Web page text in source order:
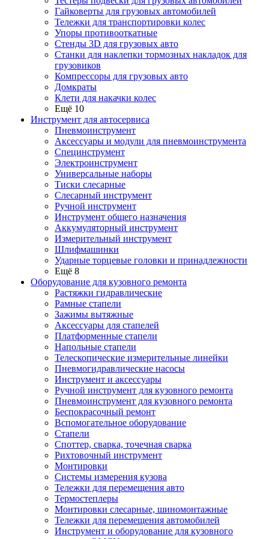
Гайковерты для грузовых автомобилей
Тележки для транспортировки колес
Упоры противооткатные
Стенды 3D для грузовых авто
Станки для наклепки тормозных накладок для
грузовиков
Компрессоры для грузовых авто
Домкраты
Клети для накачки колес
Ещё 10
Инструмент для автосервиса
Пневмоинструмент
Аксессуары и модули для пневмоинструмента
Специнструмент
Электроинструмент
Универсальные наборы
Тиски слесарные
Слесарный инструмент
Ручной инструмент
Инструмент общего назначения
Аккумуляторный инструмент
Измерительный инструмент
Шлифмашинки
Ударные торцевые головки и принадлежности
Ещё 8
Оборудование для кузовного ремонта
Растяжки гидравлические
Рамные стапели
Зажимы вытяжные
Аксессуары для стапелей
Платформенные стапели
Напольные стапели
Телескопические измерительные линейки
Пневмогидравлические насосы
Инструмент и аксессуары
Ручной инструмент для кузовного ремонта
Пневмоинструмент для кузовного ремонта
Беспокрасочный ремонт
Вспомогательное оборудование
Стапели
Споттер, сварка, точечная сварка
Рихтовочный инструмент
Монтировки
Системы измерения кузова
Тележки для перемещения авто
Термостеплеры
Монтировки слесарные, шиномонтажные
Тележки для перемещения автомобилей
Инструмент и оборудование для кузовного